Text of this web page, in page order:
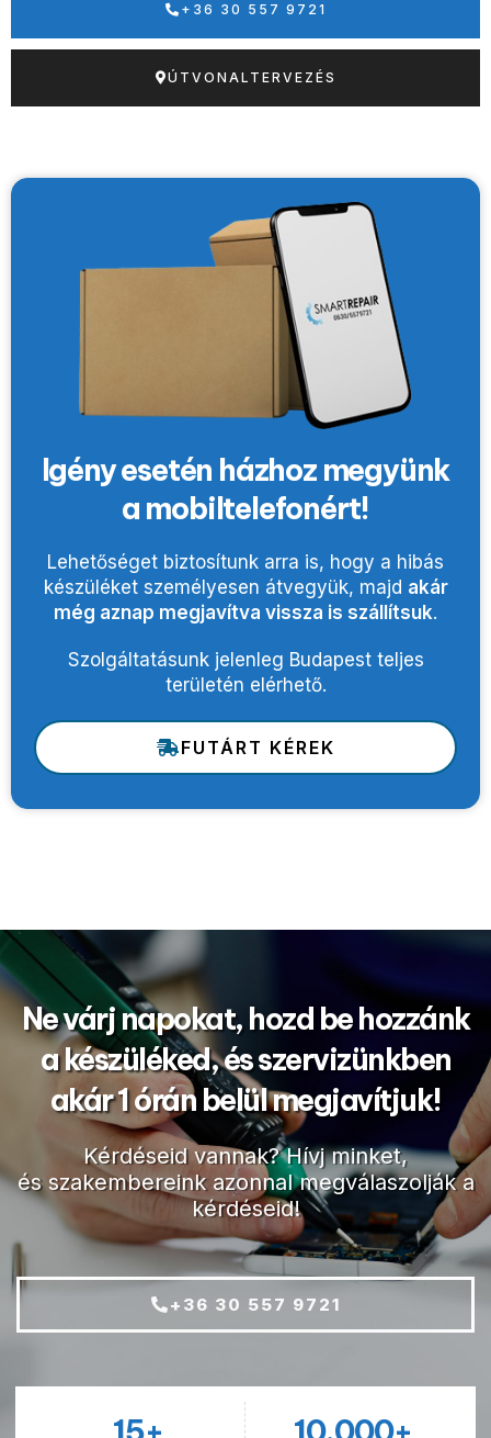
+36 30 557 9721
ÚTVONALTERVEZÉS
Igény esetén házhoz megyünk
a mobiltelefonért!
Lehetőséget biztosítunk arra is, hogy a hibás
készüléket személyesen átvegyük, majd akár
még aznap megjavítva vissza is szállítsuk.
Szolgáltatásunk jelenleg Budapest teljes
területén elérhető.
FUTÁRT KÉREK
Ne várj napokat, hozd be hozzánk
a készüléked, és szervizünkben
akár 1 órán belül megjavítjuk!
Kérdéseid vannak? Hívj minket,
és szakembereink azonnal megválaszolják a
kérdéseid!
+36 30 557 9721